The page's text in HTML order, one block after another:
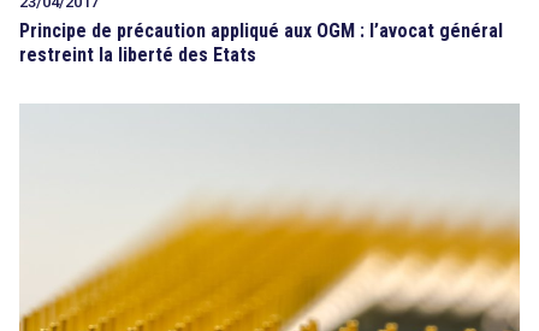
Principe de précaution appliqué aux OGM : l’avocat général
restreint la liberté des Etats